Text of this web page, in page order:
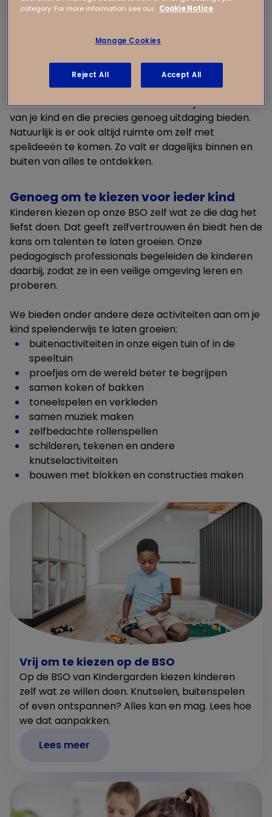
ervaren. Daarom ontdekken ze op onze BSO continu
spannende speurtocht in de buitenlucht? Het kan
allemaal.
We moedigen kinderen aan om hun creativiteit de
vrije loop te laten. Onze pedagogisch professionals
bedenken activiteiten die aansluiten bij de interesses
van je kind en die precies genoeg uitdaging bieden.
Natuurlijk is er ook altijd ruimte om zelf met
spelideeën te komen. Zo valt er dagelijks binnen en
buiten van alles te ontdekken.
Genoeg om te kiezen voor ieder kind
Kinderen kiezen op onze BSO zelf wat ze die dag het
liefst doen. Dat geeft zelfvertrouwen én biedt hen de
kans om talenten te laten groeien. Onze
pedagogisch professionals begeleiden de kinderen
daarbij, zodat ze in een veilige omgeving leren en
proberen.
We bieden onder andere deze activiteiten aan om je
kind spelenderwijs te laten groeien:
buitenactiviteiten in onze eigen tuin of in de
speeltuin
proefjes om de wereld beter te begrijpen
samen koken of bakken
toneelspelen en verkleden
samen muziek maken
zelfbedachte rollenspellen
schilderen, tekenen en andere
knutselactiviteiten
bouwen met blokken en constructies maken
Vrij om te kiezen op de BSO
Op de BSO van Kindergarden kiezen kinderen
zelf wat ze willen doen. Knutselen, buitenspelen
of even ontspannen? Alles kan en mag. Lees hoe
we dat aanpakken.
Lees meer
category. For more information see our Cookie Notice
Manage Cookies
Reject All Accept All